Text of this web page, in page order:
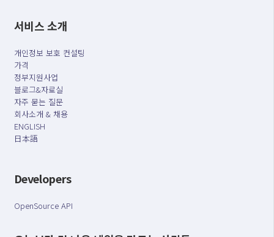
서비스 소개
개인정보 보호 컨설팅
가격
정부지원사업
블로그&자료실
자주 묻는 질문
회사소개 & 채용
ENGLISH
日本語
Developers
OpenSource API